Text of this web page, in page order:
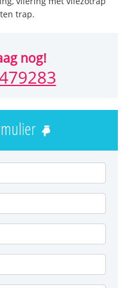
trap.
nog!